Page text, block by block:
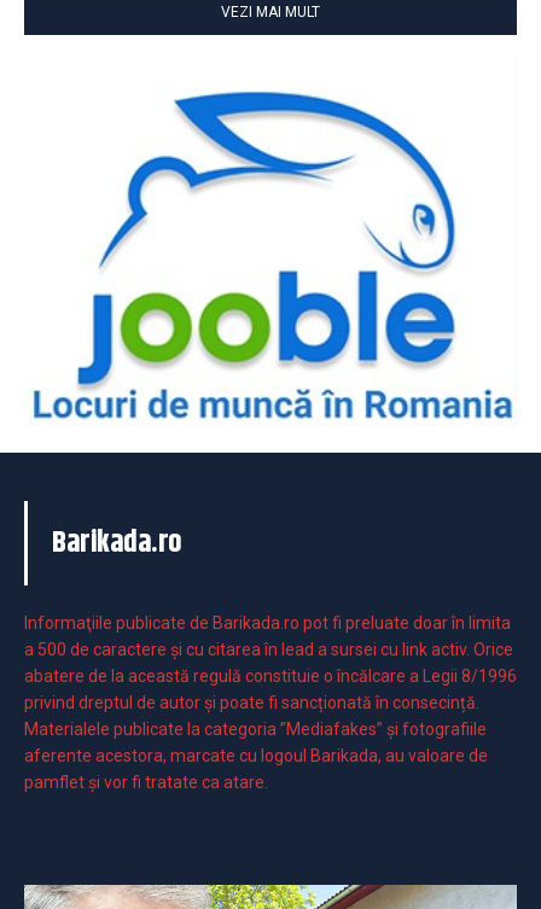
VEZI MAI MULT
Barikada.ro
Informaţiile publicate de Barikada.ro pot fi preluate doar în limita
a 500 de caractere şi cu citarea în lead a sursei cu link activ. Orice
abatere de la această regulă constituie o încălcare a Legii 8/1996
privind dreptul de autor și poate fi sancționată în consecință.
Materialele publicate la categoria ”Mediafakes” și fotografiile
aferente acestora, marcate cu logoul Barikada, au valoare de
pamflet și vor fi tratate ca atare.